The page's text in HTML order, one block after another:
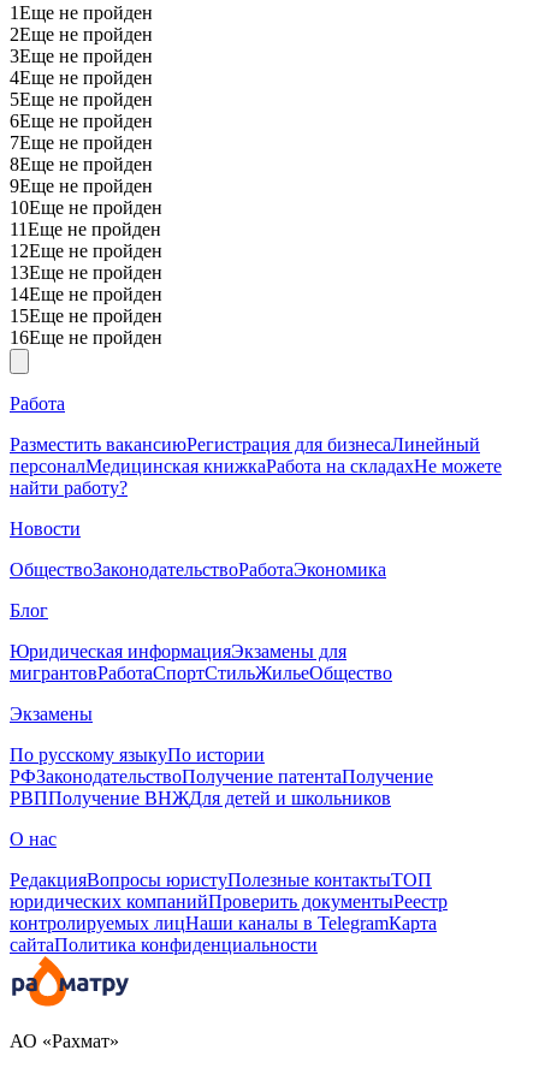
1Еще не пройден
2Еще не пройден
3Еще не пройден
4Еще не пройден
5Еще не пройден
6Еще не пройден
7Еще не пройден
8Еще не пройден
9Еще не пройден
10Еще не пройден
11Еще не пройден
12Еще не пройден
13Еще не пройден
14Еще не пройден
15Еще не пройден
16Еще не пройден
Работа
Разместить вакансиюРегистрация для бизнесаЛинейный
персоналМедицинская книжкаРабота на складахНе можете
найти работу?
Новости
ОбществоЗаконодательствоРаботаЭкономика
Блог
Юридическая информацияЭкзамены для
мигрантовРаботаСпортСтильЖильеОбщество
Экзамены
По русскому языкуПо истории
РФЗаконодательствоПолучение патентаПолучение
РВППолучение ВНЖДля детей и школьников
О нас
РедакцияВопросы юристуПолезные контактыТОП
юридических компанийПроверить документыРеестр
контролируемых лицНаши каналы в TelegramКарта
сайтаПолитика конфиденциальности
АО «Рахмат»